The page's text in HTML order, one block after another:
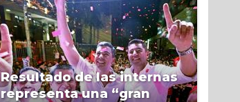
Resultado de las internas
representa una “gran